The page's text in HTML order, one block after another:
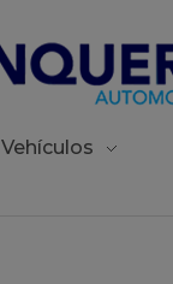
Vehículos